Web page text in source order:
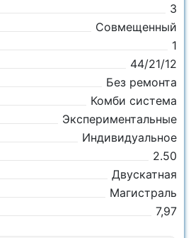
3
Совмещенный
1
44/21/12
Без ремонта
Комби система
Экспериментальные
Индивидуальное
2.50
Двускатная
Магистраль
7,97